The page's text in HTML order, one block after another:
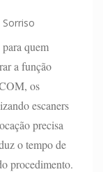
quem
a função
os
escaners
precisa
o tempo de
procedimento.